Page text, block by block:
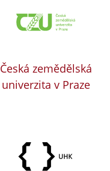
Česká zemědělská
univerzita v Praze